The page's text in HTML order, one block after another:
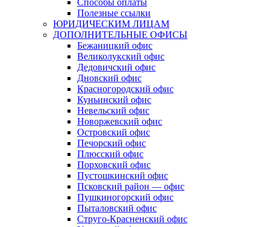
Способы оплаты
Полезные ссылки
ЮРИДИЧЕСКИМ ЛИЦАМ
ДОПОЛНИТЕЛЬНЫЕ ОФИСЫ
Бежаницкий офис
Великолукский офис
Дедовичский офис
Дновский офис
Красногородский офис
Куньинский офис
Невельский офис
Новоржевский офис
Островский офис
Печорский офис
Плюсский офис
Порховский офис
Пустошкинский офис
Псковский район — офис
Пушкиногорский офис
Пыталовский офис
Струго-Красненский офис